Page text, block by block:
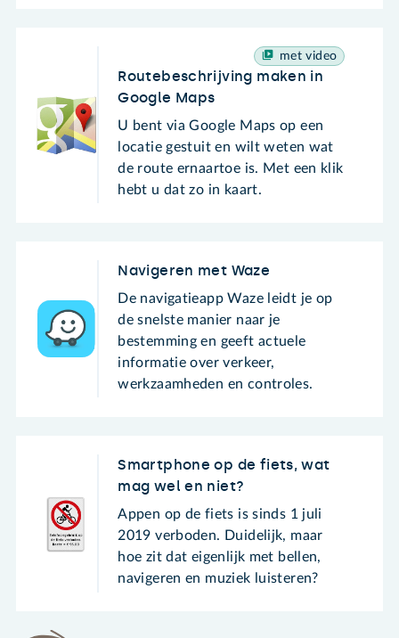
met video
Routebeschrijving maken in
Google Maps
U bent via Google Maps op een
locatie gestuit en wilt weten wat
de route ernaartoe is. Met een klik
hebt u dat zo in kaart.
Navigeren met Waze
De navigatieapp Waze leidt je op
de snelste manier naar je
bestemming en geeft actuele
informatie over verkeer,
werkzaamheden en controles.
Smartphone op de fiets, wat
mag wel en niet?
Appen op de fiets is sinds 1 juli
2019 verboden. Duidelijk, maar
hoe zit dat eigenlijk met bellen,
navigeren en muziek luisteren?